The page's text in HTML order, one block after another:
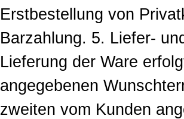
Erstbestellung von
Barzahlung. 5. Liefer-
Lieferung der Ware
angegebenen
zweiten vom Kunden